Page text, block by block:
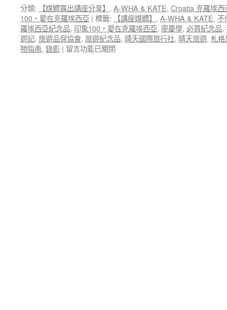
錄
影
分
享
張
相
片
裡，
你
分類: 【媒體露出講座分享】 , A-WHA & KATE, Croatia 克羅埃西
100‧愛在克羅埃西亞 | 標籤: 【講座媒體】 , A-WHA & KATE, 不
羅埃西亞紀念品, 印象100，愛在克羅埃西亞, 廖慶學, 必買紀念品,
遊記, 旅遊品保協會, 旅遊紀念品, 晴天國際旅行社, 晴天旅遊, 札格
物指南, 錄影 | 在
留言功能已關閉